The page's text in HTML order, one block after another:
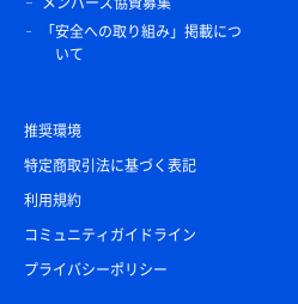
「安全への取り組み」掲載につ
いて
推奨環境
特定商取引法に基づく表記
利用規約
コミュニティガイドライン
プライバシーポリシー